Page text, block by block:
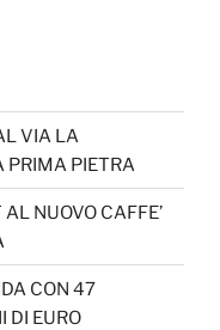
VIA LA
PRIMA PIETRA
NUOVO CAFFE’
CON 47
DI EURO